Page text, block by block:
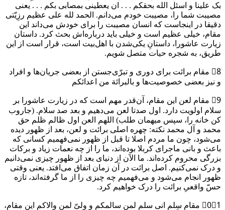
بک علینا و اسئل الله بحقکم . . . ان یعطینی بمصابی بکم . . . یعنی
مصیبت شما را، مصیبت خودم می‌دانم. الحمد لله علی عظیم رزِیّتی
دقیقا در اینجاست که انسان مصیبت را برای خودش می‌داند این
مقام، خیلی عظیم است و خیلی باید درباره‌اش بحث کرد. داستان
زیارت عاشورا، داستانِ یکی‌شدن با اهل‌بیت است، قرار است از این
طریق، به شجره حیات متصل شویم.
8⃣ مقام برائت برای دوری و تبرّی‌جستن از بعضی جریان‌ها و افراد
و نیز بعضی خصوصیت‌ها و بالبرائة من اعدائکم
9⃣ مقام لعن این مقام، آن‌قدر مهم است که در زیارت عاشورا بر
سلام اولویت دارد. اول صدتا لعن می‌دهیم و بعد صد سلام. (جاروب
کن خانه را، سپس میهمان طلب) اللهم العن اول ظالم ظلم حق
محمد و آل محمد نکته: چهره اصلی برائت و لعن، بعد از ظهور دیده
می‌شود، چون ما مردم اصلا تا قبل از ظهور نمی‌فهمیم کسانی که
باعث و بانی ماجرای کربلا بوده‌اند، ما را از چه نعمات زیاد و برکات
بزرگی محروم کرده‌اند. ما الآن از دنیای بعد از ظهور چیزی نمی‌دانیم
و درک نمی‌کنیم. اصل برائت در آن زمان اتفاق می‌افتد. یعنی وقتی
ظهور انجام می‌شود و می‌فهمیم چه چیزی را از ما گرفته‌اند، تازه
حسّ واقعیِ برائت را درک خواهیم کرد.
0⃣1⃣ مقام سِلم انی سلم لمن سالمکم و ولیّ لمن والاکم این مقام،